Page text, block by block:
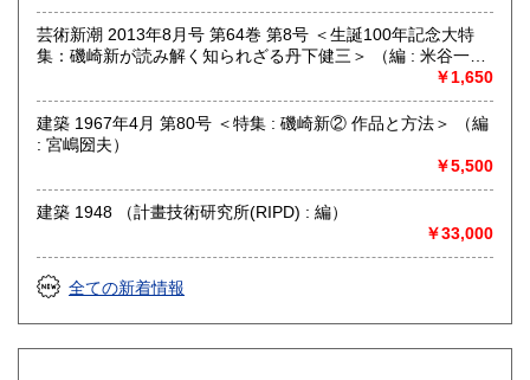
芸術新潮 2013年8月号 第64巻 第8号 ＜生誕100年記念大特
集：磯崎新が読み解く知られざる丹下健三＞ （編 : 米谷一
￥1,650
建築 1967年4月 第80号 ＜特集 : 磯崎新② 作品と方法＞ （編
: 宮嶋圀夫）
￥5,500
建築 1948 （計畫技術研究所(RIPD) : 編）
￥33,000
全ての新着情報